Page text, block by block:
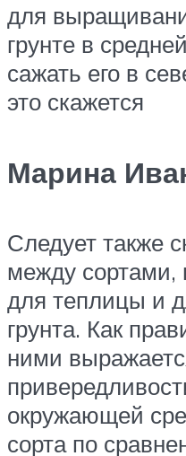
для
грунте в
сажать его в
это скажется​
Марина
​Следует также
между сортами,
для теплицы и
грунта. Как
ними
окружающей
сорта по